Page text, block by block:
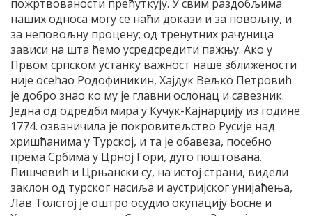
пожртвованости прећуткују. У свим раздобљима
наших односа могу се наћи докази и за повољну, и
за неповољну процену; од тренутних рачуница
зависи на шта ћемо усредсредити пажњу. Ако у
Првом српском устанку важност наше зближености
није осећао Родофиникин, Хајдук Вељко Петровић
је добро знао ко му је главни ослонац и савезник.
Једна од одредби мира у Кучук-Кајнарџију из године
1774. озваничила је покровитељство Русије над
хришћанима у Турској, и та је обавеза, посебно
према Србима у Црној Гори, дуго поштована.
Пишчевић и Црњански су, на истој страни, видели
заклон од турског насиља и аустријског унијаћења,
Лав Толстој је оштро осудио окупацију Босне и